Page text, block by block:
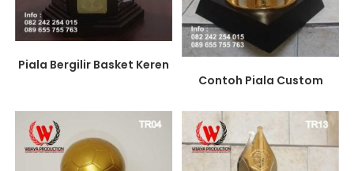
Piala Bergilir Basket Keren
Contoh Piala Custom